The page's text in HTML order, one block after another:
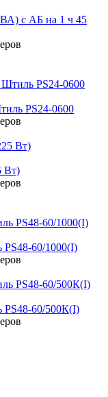
c АБ на 1 ч 45
PS24-0600
Вт)
60/1000(I)
60/500К(I)